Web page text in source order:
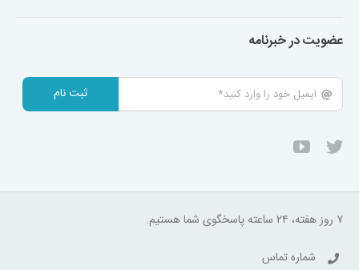
عضویت در خبرنامه
ثبت نام
۷ روز هفته، ۲۴ ساعته پاسخگوی شما هستیم.
شماره تماس